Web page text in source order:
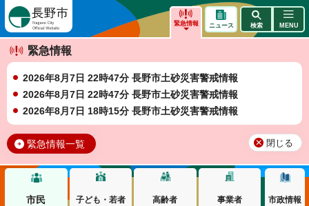
緊急情報
緊急情報
2026年8月7日 22時47分 長野市土砂災害警戒情報
2026年8月7日 22時47分 長野市土砂災害警戒情報
2026年8月7日 18時15分 長野市土砂災害警戒情報
緊急情報一覧 閉じる
ニュース 検索 MENU
市民 子ども・若者 高齢者 事業者 市政情報